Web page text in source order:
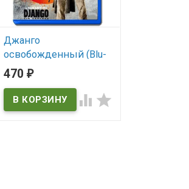
Джанго
освобожденный (Blu-
ray)* (Django Unchained)
В наличии
Django Unchained
470₽
 